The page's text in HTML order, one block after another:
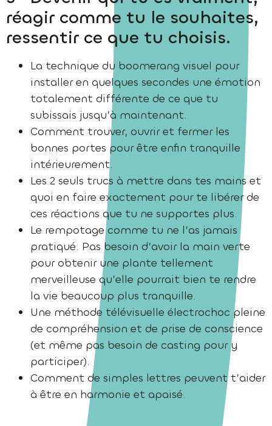
réagir comme tu le souhaites,
ressentir ce que tu choisis.
La technique du boomerang visuel pour
installer en quelques secondes une émotion
totalement différente de ce que tu
subissais jusqu’à maintenant.
Comment trouver, ouvrir et fermer les
bonnes portes pour être enfin tranquille
intérieurement.
Les 2 seuls trucs à mettre dans tes mains et
quoi en faire exactement pour te libérer de
ces réactions que tu ne supportes plus.
Le rempotage comme tu ne l’as jamais
pratiqué. Pas besoin d’avoir la main verte
pour obtenir une plante tellement
merveilleuse qu’elle pourrait bien te rendre
la vie beaucoup plus tranquille.
Une méthode télévisuelle électrochoc pleine
de compréhension et de prise de conscience
(et même pas besoin de casting pour y
participer).
Comment de simples lettres peuvent t’aider
à être en harmonie et apaisé.